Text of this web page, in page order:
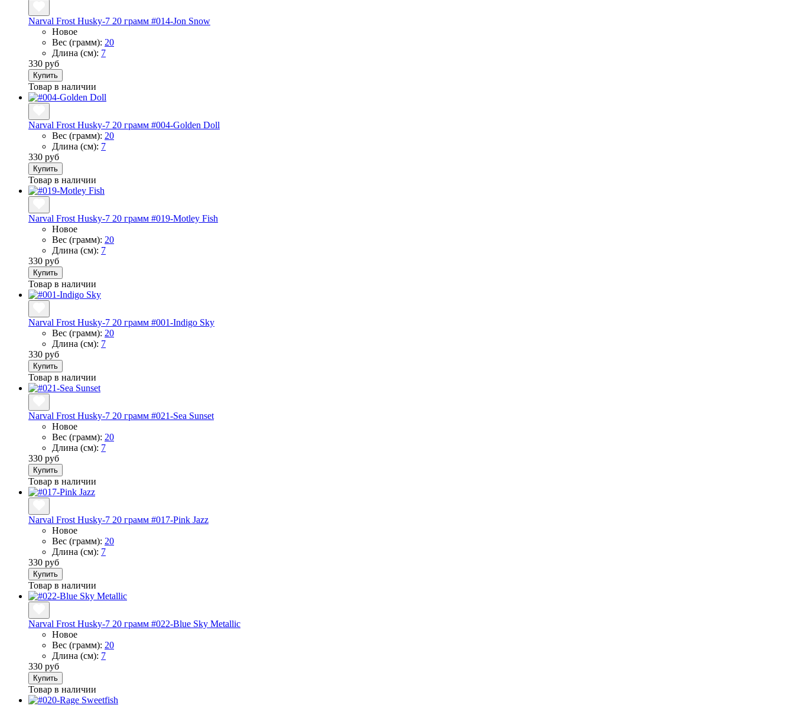
Narval Frost Husky-7 20 грамм #014-Jon Snow
Новое
Вес (грамм): 20
Длина (см): 7
330 руб
Купить
Товар в наличии
Narval Frost Husky-7 20 грамм #004-Golden Doll
Вес (грамм): 20
Длина (см): 7
330 руб
Купить
Товар в наличии
Narval Frost Husky-7 20 грамм #019-Motley Fish
Новое
Вес (грамм): 20
Длина (см): 7
330 руб
Купить
Товар в наличии
Narval Frost Husky-7 20 грамм #001-Indigo Sky
Вес (грамм): 20
Длина (см): 7
330 руб
Купить
Товар в наличии
Narval Frost Husky-7 20 грамм #021-Sea Sunset
Новое
Вес (грамм): 20
Длина (см): 7
330 руб
Купить
Товар в наличии
Narval Frost Husky-7 20 грамм #017-Pink Jazz
Новое
Вес (грамм): 20
Длина (см): 7
330 руб
Купить
Товар в наличии
Narval Frost Husky-7 20 грамм #022-Blue Sky Metallic
Новое
Вес (грамм): 20
Длина (см): 7
330 руб
Купить
Товар в наличии